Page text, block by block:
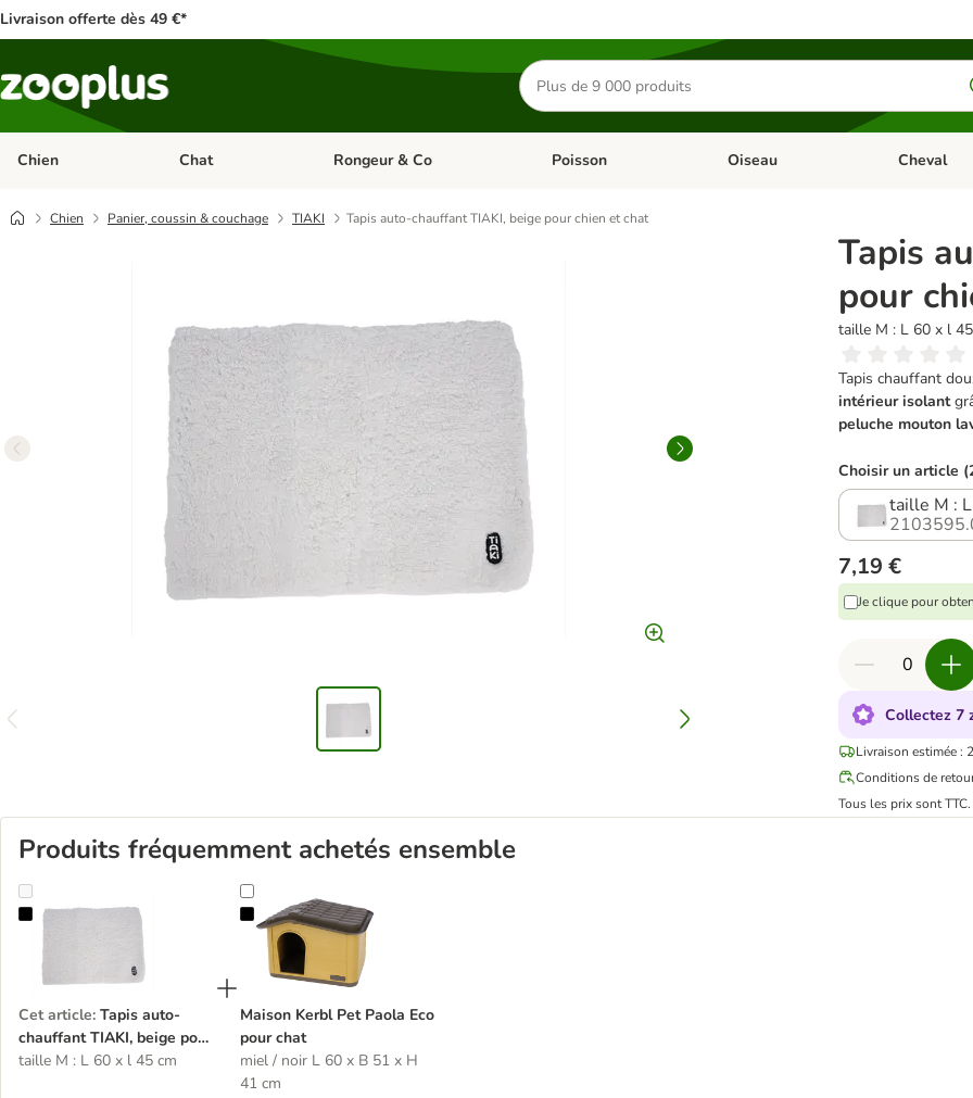
Livraison offerte dès 49 €*
Rechercher
des
produits
Chien Dérouler les catégories: Chien
Chat Dérouler les catégories: Chat
Rongeur & Co Dérouler les catégories: Rongeur & Co
Poisson Dérouler les catégories: Poisson
Oiseau Dérouler les
Cheval
Chien Panier, coussin & couchage TIAKI Tapis auto-chauffant TIAKI, beige pour chien et chat
Tapis
pour
taille M : L 60 x l
Tapis chauffant
intérieur isolant
peluche mouton
Choisir un article
taille M :
7,19 €
Je clique pour
Collectez 7
Livraison estimée :
Conditions de
Tous les prix sont TTC.
Produits fréquemment achetés ensemble
Tapis auto-chauffant TIAKI, beige pour chien et chat
Cet article: Tapis auto-
chauffant TIAKI, beige pour
chien et chat
taille M : L 60 x l 45 cm
Maison Kerbl Pet Paola Eco pour chat
Maison Kerbl Pet Paola Eco
pour chat
miel / noir L 60 x B 51 x H
41 cm